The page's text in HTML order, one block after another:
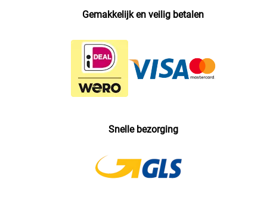
Gemakkelijk en veilig betalen
Snelle bezorging